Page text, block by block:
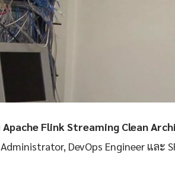
Apache Flink Streaming Clean
DevOps Engineer และ